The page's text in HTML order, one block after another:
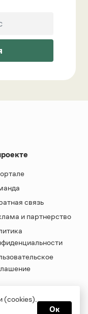
связь
и партнерство
(cookies).
Ок